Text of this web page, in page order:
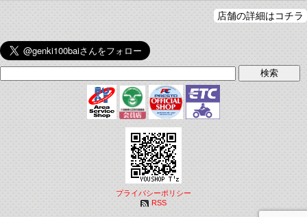
店舗の詳細はコチラ
プライバシーポリシー
RSS